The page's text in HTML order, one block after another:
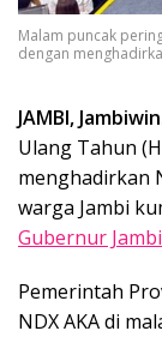
Malam puncak
dengan
JAMBI,
Ulang Tahun
menghadirkan
warga Jambi
Gubernur Jambi
Pemerintah
NDX AKA di